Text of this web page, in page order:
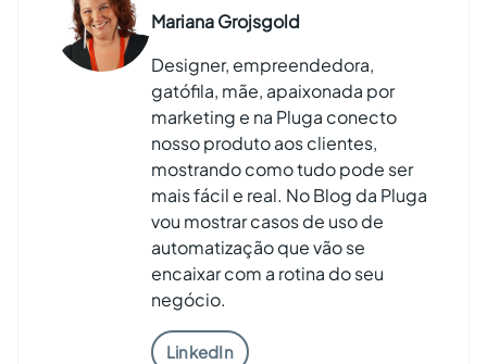
Mariana Grojsgold
Designer, empreendedora,
gatófila, mãe, apaixonada por
marketing e na Pluga conecto
nosso produto aos clientes,
mostrando como tudo pode ser
mais fácil e real. No Blog da Pluga
vou mostrar casos de uso de
automatização que vão se
encaixar com a rotina do seu
negócio.
LinkedIn